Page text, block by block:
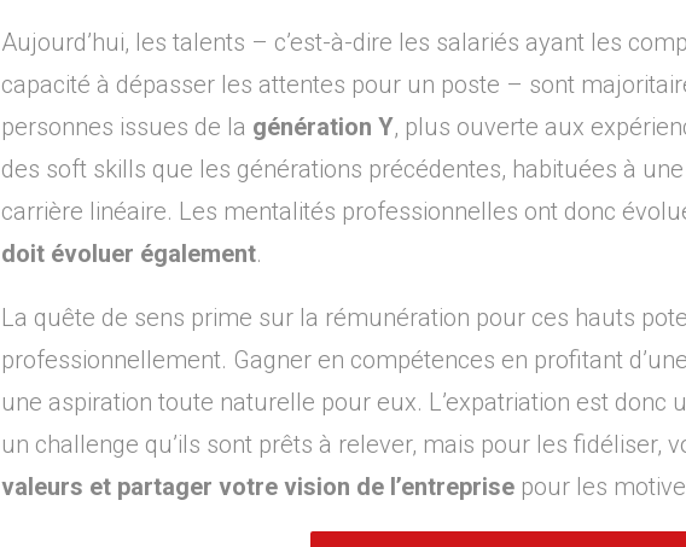
Aujourd’hui, les talents – c’est-à-dire les salariés ayant les
capacité à dépasser les attentes pour un poste – sont
personnes issues de la génération Y, plus ouverte aux
des soft skills que les générations précédentes, habituées à
carrière linéaire. Les mentalités professionnelles ont donc
doit évoluer également.
La quête de sens prime sur la rémunération pour ces hauts
professionnellement. Gagner en compétences en profitant
une aspiration toute naturelle pour eux. L’expatriation est donc
un challenge qu’ils sont prêts à relever, mais pour les fidéliser,
valeurs et partager votre vision de l’entreprise pour les